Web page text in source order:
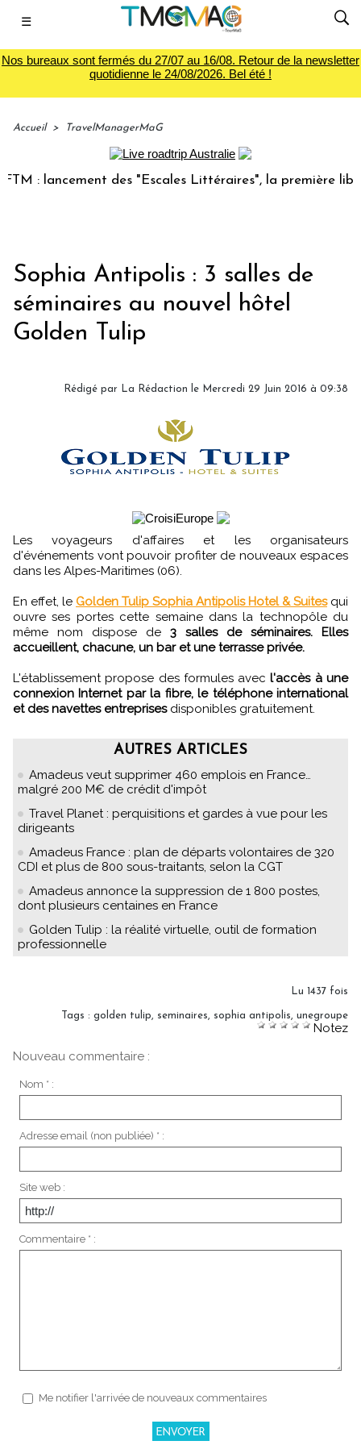
☰
Nos bureaux sont fermés du 27/07 au 16/08. Retour de la newsletter
quotidienne le 24/08/2026. Bel été !
Accueil > TravelManagerMaG
: lancement des "Escales Littéraires", la première
Sophia Antipolis : 3 salles de
séminaires au nouvel hôtel
Golden Tulip
Rédigé par La Rédaction le Mercredi 29 Juin 2016 à 09:38
Les voyageurs d'affaires et les organisateurs
d'événements vont pouvoir profiter de nouveaux espaces
dans les Alpes-Maritimes (06).
En effet, le Golden Tulip Sophia Antipolis Hotel & Suitesqui
ouvre ses portes cette semaine dans la technopôle du
même nom dispose de 3 salles de séminaires. Elles
accueillent, chacune, un bar et une terrasse privée.
L'établissement propose des formules avec l'accès à une
connexion Internet par la fibre, le téléphone international
et des navettes entreprisesdisponibles gratuitement.
AUTRES ARTICLES
Amadeus veut supprimer 460 emplois en France…
malgré 200 M€ de crédit d'impôt
Travel Planet : perquisitions et gardes à vue pour les
dirigeants
Amadeus France : plan de départs volontaires de 320
CDI et plus de 800 sous-traitants, selon la CGT
Amadeus annonce la suppression de 1 800 postes,
dont plusieurs centaines en France
Golden Tulip : la réalité virtuelle, outil de formation
professionnelle
Lu 1437 fois
Tags : golden tulip seminaires sophia antipolis unegroupe
Notez
Nouveau commentaire :
Nom * :
Adresse email (non publiée) * :
Site web :
Commentaire * :
Me notifier l'arrivée de nouveaux commentaires